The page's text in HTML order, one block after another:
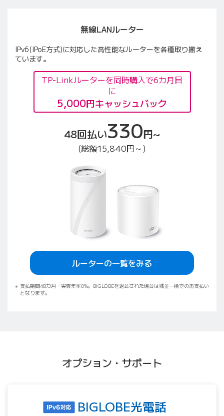
無線LANルーター
IPv6(IPoE方式)に対応した高性能なルーターを各種取り揃え
ています。
TP-Linkルーターを同時購入で6カ月目
に
5,000円キャッシュバック
48回払い330円~
(総額15,840円～)
ルーターの一覧をみる
支払期間48カ月・実質年率0%。BIGLOBEを退会された場合は残金一括でのお支払い
となります。
オプション・サポート
BIGLOBE光電話